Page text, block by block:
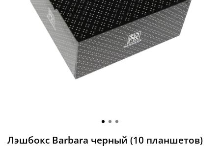
Лэшбокс Barbara черный (10 планшетов)